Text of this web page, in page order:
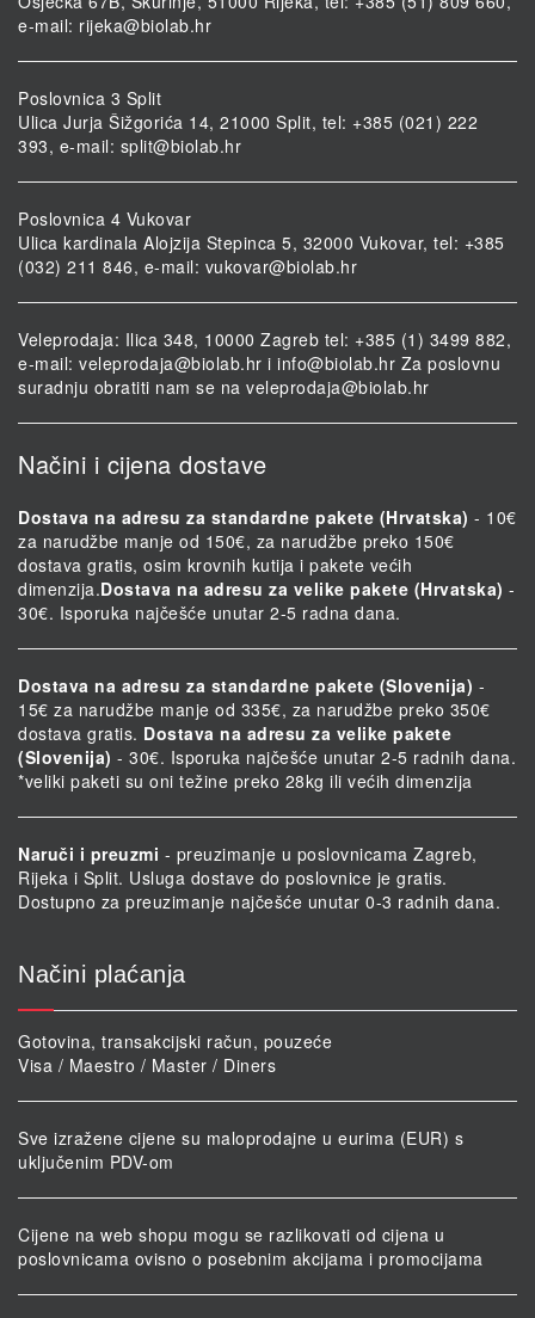
e-mail: rijeka@biolab.hr
Poslovnica 3 Split
Ulica Jurja Šižgorića 14, 21000 Split, tel: +385 (021) 222
393, e-mail: split@biolab.hr
Poslovnica 4 Vukovar
Ulica kardinala Alojzija Stepinca 5, 32000 Vukovar, tel: +385
(032) 211 846, e-mail: vukovar@biolab.hr
Veleprodaja: Ilica 348, 10000 Zagreb tel: +385 (1) 3499 882,
e-mail: veleprodaja@biolab.hr i info@biolab.hr Za poslovnu
suradnju obratiti nam se na veleprodaja@biolab.hr
Načini i cijena dostave
Dostava na adresu za standardne pakete (Hrvatska) - 10€
za narudžbe manje od 150€, za narudžbe preko 150€
dostava gratis, osim krovnih kutija i pakete većih
dimenzija.Dostava na adresu za velike pakete (Hrvatska) -
30€. Isporuka najčešće unutar 2-5 radna dana.
Dostava na adresu za standardne pakete (Slovenija) -
15€ za narudžbe manje od 335€, za narudžbe preko 350€
dostava gratis. Dostava na adresu za velike pakete
(Slovenija) - 30€. Isporuka najčešće unutar 2-5 radnih dana.
*veliki paketi su oni težine preko 28kg ili većih dimenzija
Naruči i preuzmi - preuzimanje u poslovnicama Zagreb,
Rijeka i Split. Usluga dostave do poslovnice je gratis.
Dostupno za preuzimanje najčešće unutar 0-3 radnih dana.
Načini plaćanja
Gotovina, transakcijski račun, pouzeće
Visa / Maestro / Master / Diners
Sve izražene cijene su maloprodajne u eurima (EUR) s
uključenim PDV-om
Cijene na web shopu mogu se razlikovati od cijena u
poslovnicama ovisno o posebnim akcijama i promocijama